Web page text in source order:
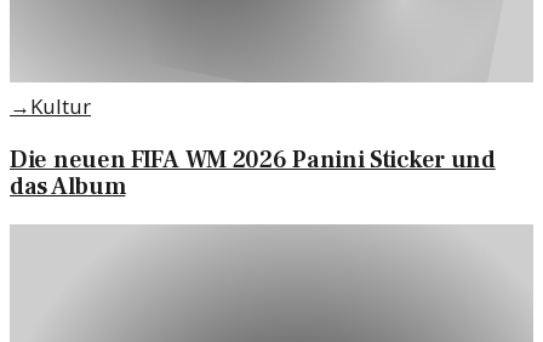
→Kultur
Die neuen FIFA WM 2026 Panini Sticker und
das Album